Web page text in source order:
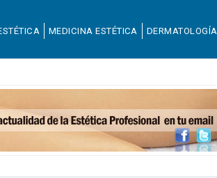
MEDICINA ESTÉTICA DERMATOLOGÍA